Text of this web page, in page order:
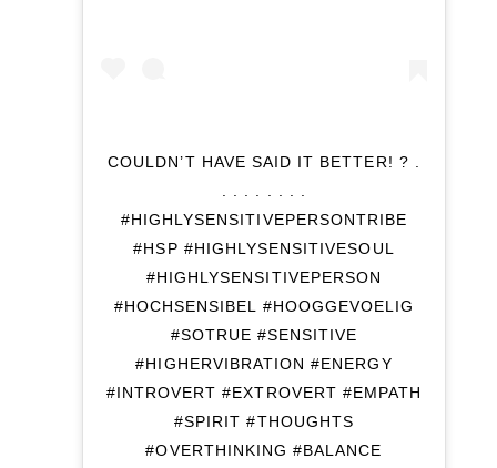
COULDN’T HAVE SAID IT BETTER! ? .
#HIGHLYSENSITIVEPERSONTRIBE
#HSP #HIGHLYSENSITIVESOUL
#HIGHLYSENSITIVEPERSON
#HOCHSENSIBEL #HOOGGEVOELIG
#SOTRUE #SENSITIVE
#HIGHERVIBRATION #ENERGY
#INTROVERT #EXTROVERT #EMPATH
#SPIRIT #THOUGHTS
#OVERTHINKING #BALANCE